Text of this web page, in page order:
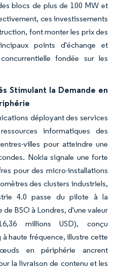
blocs de plus de 100 MW et
ces investissements
font monter les prix des
points d'échange et
fondée sur les
Stimulant la Demande en
déployant des services
informatiques des
villes pour atteindre une
Nokia signale une forte
pour des micro-installations
des clusters industriels,
4.0 passe du pilote à la
de BSO à Londres, d'une valeur
millions USD), conçu
haute fréquence, illustre cette
en périphérie ancrent
la livraison de contenu et les